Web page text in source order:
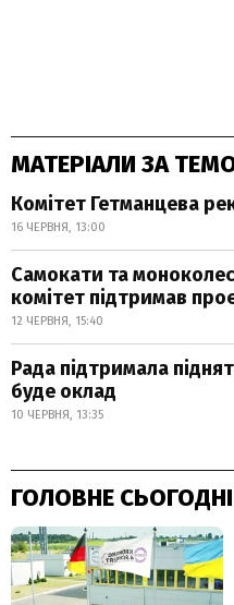
МАТЕРІАЛИ ЗА
Комітет Гетманцева
16 ЧЕРВНЯ, 13:00
Самокати та
комітет підтримав
12 ЧЕРВНЯ, 15:40
Рада підтримала
буде оклад
10 ЧЕРВНЯ, 13:35
ГОЛОВНЕ СЬОГОДНІ